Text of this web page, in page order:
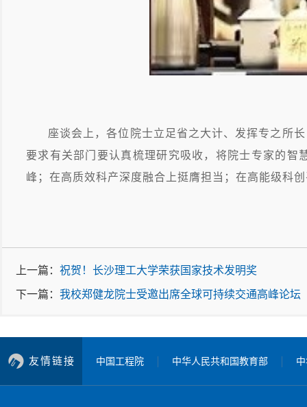
座谈会上，各位院士立足省之大计、发挥专之所
要求有关部门要认真梳理研究吸收，将院士专家的
峰；在高质效科产深度融合上挺膺担当；在高能级科
上一篇： 祝贺！长沙理工大学荣获国家技术发明奖
下一篇： 我校郑健龙院士受邀出席全球可持续交通高峰论坛
友情链接 中国工程院 中华人民共和国教育部